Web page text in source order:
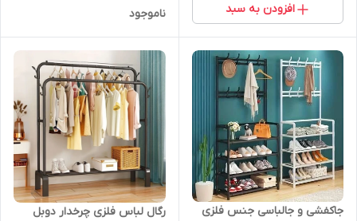
افزودن به سبد ناموجود
جاکفشی و جالباسی جنس فلزی
رگال لباس فلزی چرخدار دوبل